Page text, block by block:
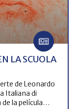
LA SCUOLA
de Leonardo
Italiana di
la película…